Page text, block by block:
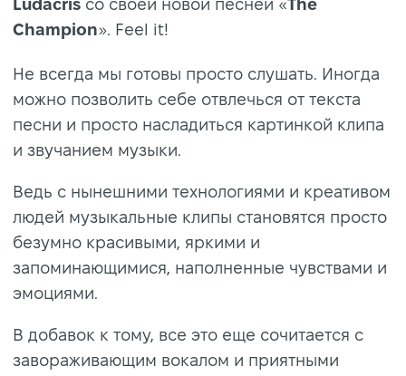
Ludacris со своей новой песней «The
Champion». Feel it!
Не всегда мы готовы просто слушать. Иногда
можно позволить себе отвлечься от текста
песни и просто насладиться картинкой клипа
и звучанием музыки.
Ведь с нынешними технологиями и креативом
людей музыкальные клипы становятся просто
безумно красивыми, яркими и
запоминающимися, наполненные чувствами и
эмоциями.
В добавок к тому, все это еще сочитается с
завораживающим вокалом и приятными